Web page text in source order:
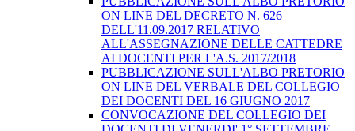
ON LINE DEL DECRETO N. 626
DELL'11.09.2017 RELATIVO
ALL'ASSEGNAZIONE DELLE CATTEDRE
AI DOCENTI PER L'A.S. 2017/2018
PUBBLICAZIONE SULL'ALBO PRETORIO
ON LINE DEL VERBALE DEL COLLEGIO
DEI DOCENTI DEL 16 GIUGNO 2017
CONVOCAZIONE DEL COLLEGIO DEI